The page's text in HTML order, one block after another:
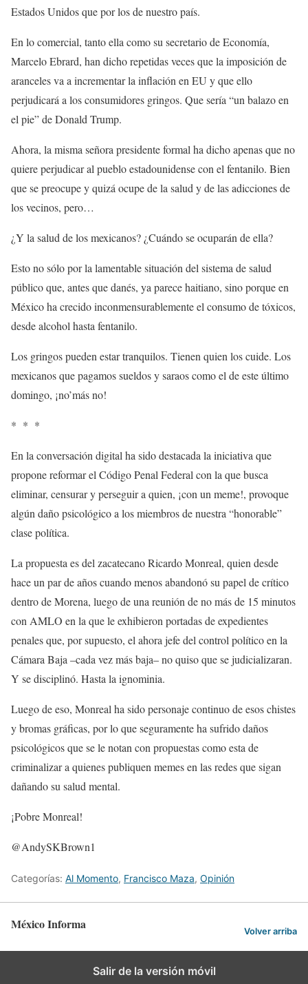
Estados Unidos que por los de nuestro país.
En lo comercial, tanto ella como su secretario de Economía,
Marcelo Ebrard, han dicho repetidas veces que la imposición de
aranceles va a incrementar la inflación en EU y que ello
perjudicará a los consumidores gringos. Que sería “un balazo en
el pie” de Donald Trump.
Ahora, la misma señora presidente formal ha dicho apenas que no
quiere perjudicar al pueblo estadounidense con el fentanilo. Bien
que se preocupe y quizá ocupe de la salud y de las adicciones de
los vecinos, pero…
¿Y la salud de los mexicanos? ¿Cuándo se ocuparán de ella?
Esto no sólo por la lamentable situación del sistema de salud
público que, antes que danés, ya parece haitiano, sino porque en
México ha crecido inconmensurablemente el consumo de tóxicos,
desde alcohol hasta fentanilo.
Los gringos pueden estar tranquilos. Tienen quien los cuide. Los
mexicanos que pagamos sueldos y saraos como el de este último
domingo, ¡no’más no!
* * *
En la conversación digital ha sido destacada la iniciativa que
propone reformar el Código Penal Federal con la que busca
eliminar, censurar y perseguir a quien, ¡con un meme!, provoque
algún daño psicológico a los miembros de nuestra “honorable”
clase política.
La propuesta es del zacatecano Ricardo Monreal, quien desde
hace un par de años cuando menos abandonó su papel de crítico
dentro de Morena, luego de una reunión de no más de 15 minutos
con AMLO en la que le exhibieron portadas de expedientes
penales que, por supuesto, el ahora jefe del control político en la
Cámara Baja –cada vez más baja– no quiso que se judicializaran.
Y se disciplinó. Hasta la ignominia.
Luego de eso, Monreal ha sido personaje continuo de esos chistes
y bromas gráficas, por lo que seguramente ha sufrido daños
psicológicos que se le notan con propuestas como esta de
criminalizar a quienes publiquen memes en las redes que sigan
dañando su salud mental.
¡Pobre Monreal!
@AndySKBrown1
Categorías: Al Momento, Francisco Maza, Opinión
México Informa Volver arriba
Salir de la versión móvil